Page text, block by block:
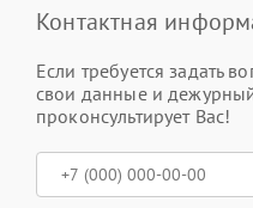
Контактная
Если требуется задать
свои данные и
проконсультирует Вас!